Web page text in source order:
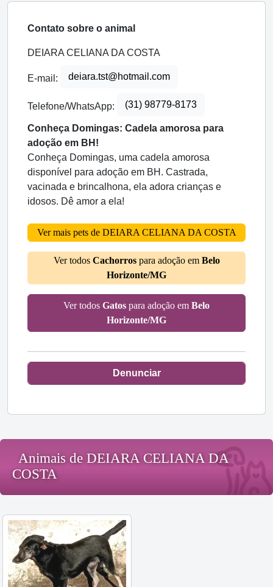
Contato sobre o animal
DEIARA CELIANA DA COSTA
E-mail: deiara.tst@hotmail.com
Telefone/WhatsApp: (31) 98779-8173
Conheça Domingas: Cadela amorosa para
adoção em BH!
Conheça Domingas, uma cadela amorosa
disponível para adoção em BH. Castrada,
vacinada e brincalhona, ela adora crianças e
idosos. Dê amor a ela!
Ver mais pets de DEIARA CELIANA DA COSTA
Ver todos Cachorrospara adoção em Belo
Horizonte/MG
Ver todos Gatos para adoção em Belo
Horizonte/MG
Denunciar
Animais de DEIARA CELIANA DA
COSTA